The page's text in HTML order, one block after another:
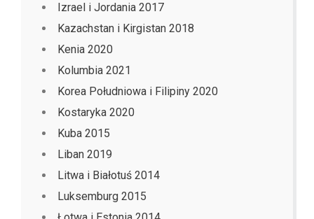
Izrael i Jordania 2017
Kazachstan i Kirgistan 2018
Kenia 2020
Kolumbia 2021
Korea Południowa i Filipiny 2020
Kostaryka 2020
Kuba 2015
Liban 2019
Litwa i Białotuś 2014
Luksemburg 2015